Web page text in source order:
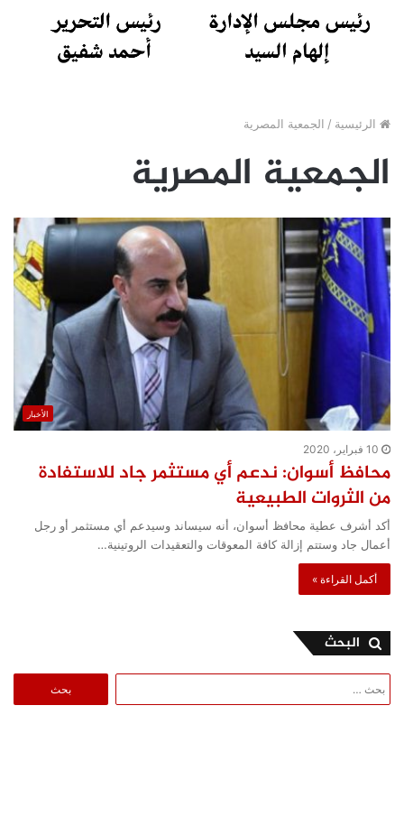
الرئيسية / الجمعية المصرية
الجمعية المصرية
الأخبار
10 فبراير، 2020
محافظ أسوان: ندعم أي مستثمر جاد للاستفادة
من الثروات الطبيعية
أكد أشرف عطية محافظ أسوان، أنه سيساند وسيدعم أي مستثمر أو رجل
أعمال جاد وستتم إزالة كافة المعوقات والتعقيدات الروتينية…
أكمل القراءة »
البحث
عن: